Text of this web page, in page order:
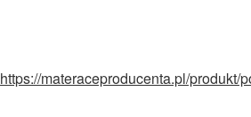
https://materaceproducenta.pl/